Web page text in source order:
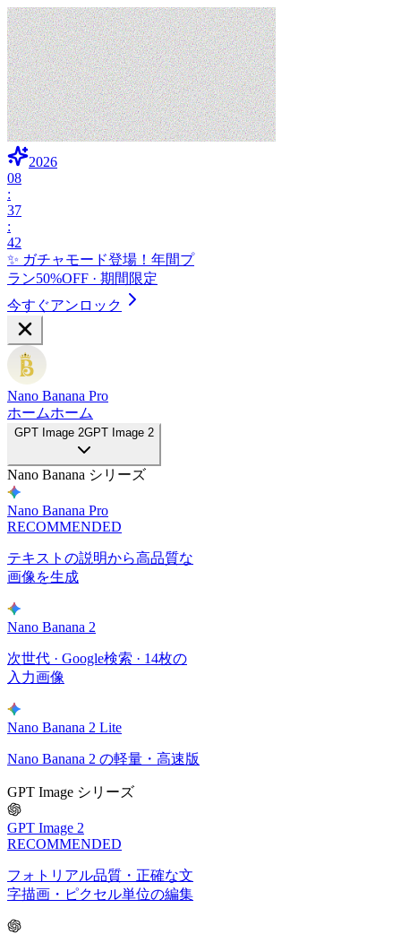
2026
08
:
37
:
41
✨ ガチャモード登場！ 年間プ
ラン50%OFF · 期間限定
今すぐアンロック
Nano Banana Pro
ホームホーム
GPT Image 2GPT Image 2
Nano Banana シリーズ
Nano Banana Pro
RECOMMENDED
テキストの説明から高品質な
画像を生成
Nano Banana 2
次世代 · Google検索 · 14枚の
入力画像
Nano Banana 2 Lite
Nano Banana 2 の軽量・高速版
GPT Image シリーズ
GPT Image 2
RECOMMENDED
フォトリアル品質・正確な文
字描画・ピクセル単位の編集